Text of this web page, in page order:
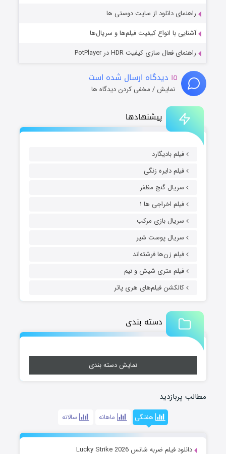
پیشنهادها
فیلم بادیگارد
فیلم دایره زنگی
سریال گنج مظفر
فیلم اخراجی ها ۱
سریال بازی مرکب
سریال پوست شیر
فیلم زن‌ها فرشته‌اند
فیلم متری شیش و نیم
کالکشن فیلم‌های هری پاتر
دسته بندی
نمایش دسته بندی
مطالب پربازدید
هفتگی ماهانه سالانه
دانلود فیلم ضربه شانس Lucky Strike 2026
راهنمای دانلود از سایت دوستی ها
آشنایی با انواع کیفیت فیلم‌ها و سریال‌ها
راهنمای فعال سازی کیفیت HDR در PotPlayer
۱۵ دیدگاه ارسال شده است
نمایش / مخفی کردن دیدگاه ها